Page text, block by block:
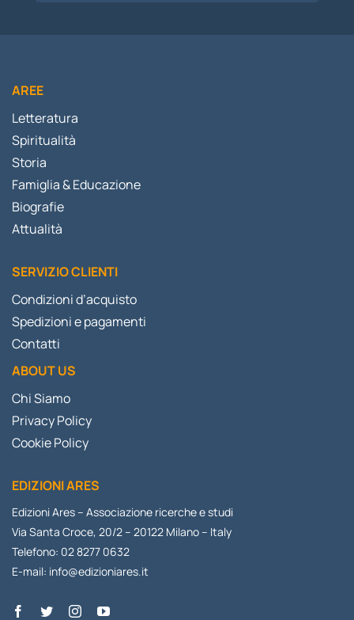
AREE
Letteratura
Spiritualità
Storia
Famiglia & Educazione
Biografie
Attualità
SERVIZIO CLIENTI
Condizioni d’acquisto
Spedizioni e pagamenti
Contatti
ABOUT US
Chi Siamo
Privacy Policy
Cookie Policy
EDIZIONI ARES
Edizioni Ares – Associazione ricerche e studi
Via Santa Croce, 20/2 – 20122 Milano – Italy
Telefono: 02 8277 0632
E-mail: info@edizioniares.it